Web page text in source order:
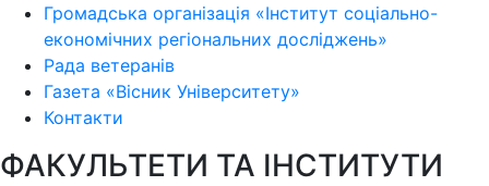
Громадська організація «Інститут соціально-
економічних регіональних досліджень»
Рада ветеранів
Газета «Вісник Університету»
Контакти
ФАКУЛЬТЕТИ ТА ІНСТИТУТИ